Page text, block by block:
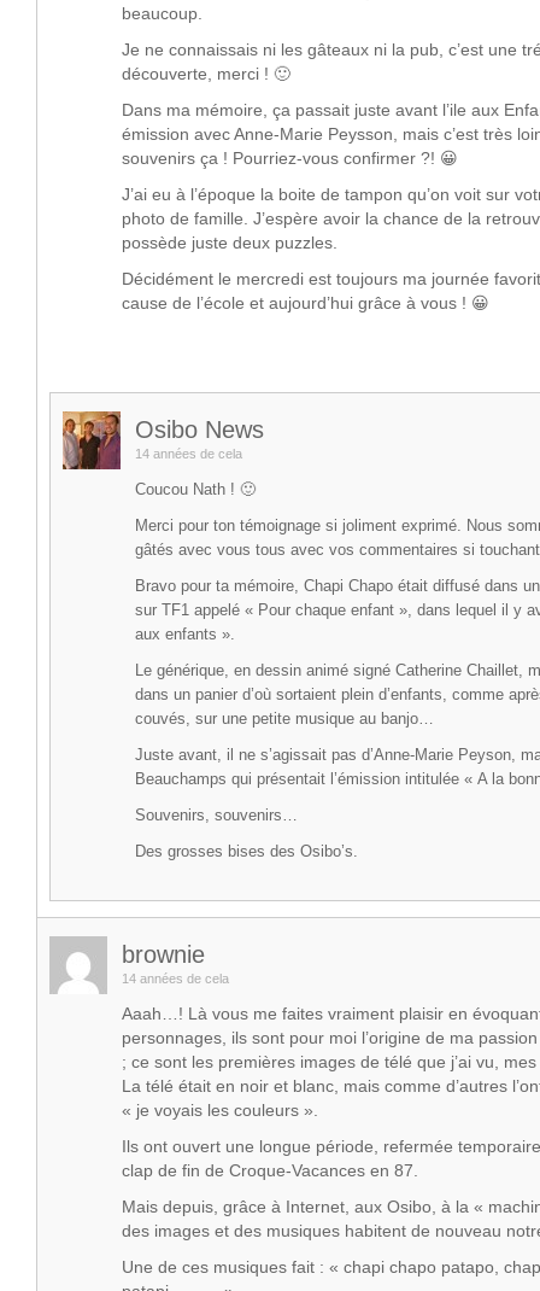
beaucoup.
Je ne connaissais ni les gâteaux ni la pub, c’est une
découverte, merci ! 🙂
Dans ma mémoire, ça passait juste avant l’ile aux
émission avec Anne-Marie Peysson, mais c’est très
souvenirs ça ! Pourriez-vous confirmer ?! 😀
J’ai eu à l’époque la boite de tampon qu’on voit sur
photo de famille. J’espère avoir la chance de la
possède juste deux puzzles.
Décidément le mercredi est toujours ma journée
cause de l’école et aujourd’hui grâce à vous ! 😀
Osibo News
14 années de cela
Coucou Nath ! 🙂
Merci pour ton témoignage si joliment exprimé. Nous
gâtés avec vous tous avec vos commentaires si
Bravo pour ta mémoire, Chapi Chapo était diffusé dans
sur TF1 appelé « Pour chaque enfant », dans lequel il y
aux enfants ».
Le générique, en dessin animé signé Catherine Chaillet,
dans un panier d’où sortaient plein d’enfants, comme
couvés, sur une petite musique au banjo…
Juste avant, il ne s’agissait pas d’Anne-Marie Peyson,
Beauchamps qui présentait l’émission intitulée « A la
Souvenirs, souvenirs…
Des grosses bises des Osibo’s.
brownie
14 années de cela
Aaah…! Là vous me faites vraiment plaisir en
personnages, ils sont pour moi l’origine de ma
; ce sont les premières images de télé que j’ai vu,
La télé était en noir et blanc, mais comme d’autres
« je voyais les couleurs ».
Ils ont ouvert une longue période, refermée
clap de fin de Croque-Vacances en 87.
Mais depuis, grâce à Internet, aux Osibo, à la «
des images et des musiques habitent de nouveau
Une de ces musiques fait : « chapi chapo patapo,